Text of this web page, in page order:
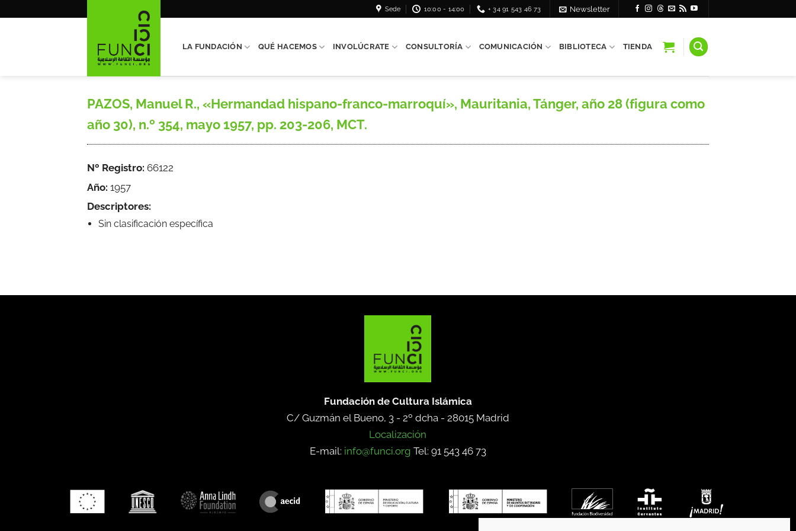
Sede 10:00 - 14:00 + 34 91 543 46 73 Newsletter
LA FUNDACIÓN QUÉ HACEMOS INVOLÚCRATE CONSULTORÍA COMUNICACIÓN BIBLIOTECA TIENDA
PAZOS, Manuel R., «Hermandad hispano-franco-marroquí», Mauritania, Tánger, año 28 (figura como
año 30), n.º 354, mayo 1957, pp. 203-206, MCT.
Nº Registro: 66122
Año: 1957
Descriptores:
Sin clasificación específica
Fundación de Cultura Islámica
C/ Guzmán el Bueno, 3 - 2º dcha - 28015 Madrid
Localización
E-mail: info@funci.org Tel: 91 543 46 73